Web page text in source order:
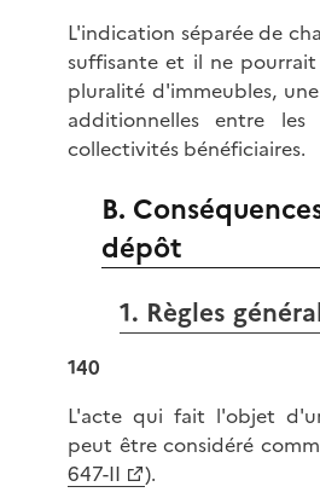
L'indication séparée de
suffisante et il ne
pluralité d'immeubles,
additionnelles entre
collectivités bénéficiaires.
B.
dépôt
1. Règles
140
L'acte qui fait l'objet
peut être considéré
647-II
).